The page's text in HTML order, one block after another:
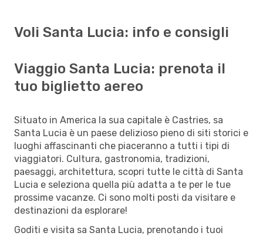
Voli Santa Lucia: info e consigli
Viaggio Santa Lucia: prenota il
tuo biglietto aereo
Situato in America la sua capitale è Castries, sa
Santa Lucia è un paese delizioso pieno di siti storici e
luoghi affascinanti che piaceranno a tutti i tipi di
viaggiatori. Cultura, gastronomia, tradizioni,
paesaggi, architettura, scopri tutte le città di Santa
Lucia e seleziona quella più adatta a te per le tue
prossime vacanze. Ci sono molti posti da visitare e
destinazioni da esplorare!
Goditi e visita sa Santa Lucia, prenotando i tuoi